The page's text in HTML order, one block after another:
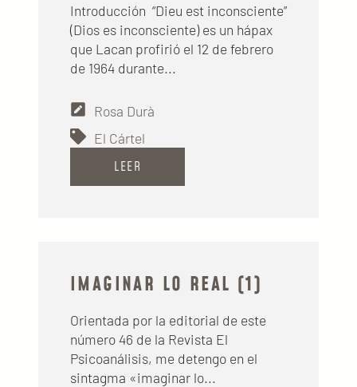
Introducción “Dieu est inconsciente”
(Dios es inconsciente) es un hápax
que Lacan profirió el 12 de febrero
de 1964 durante...
Rosa Durà
El Cártel
LEER
IMAGINAR LO REAL (1)
Orientada por la editorial de este
número 46 de la Revista El
Psicoanálisis, me detengo en el
sintagma «imaginar lo...